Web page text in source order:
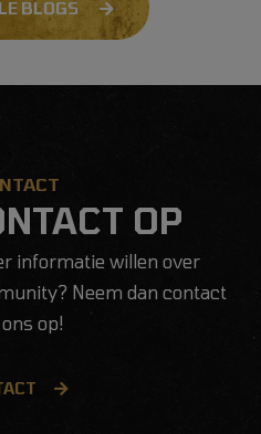
BLOGS
OP
informatie willen over
Neem dan contact
op!